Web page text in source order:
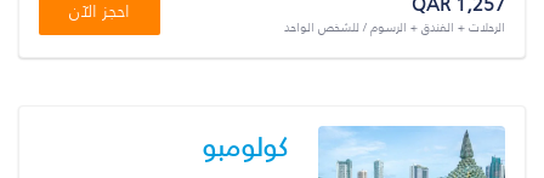
الرحلات + الفندق + الرسوم / للشخص الواحد
احجز الآن
كولومبو